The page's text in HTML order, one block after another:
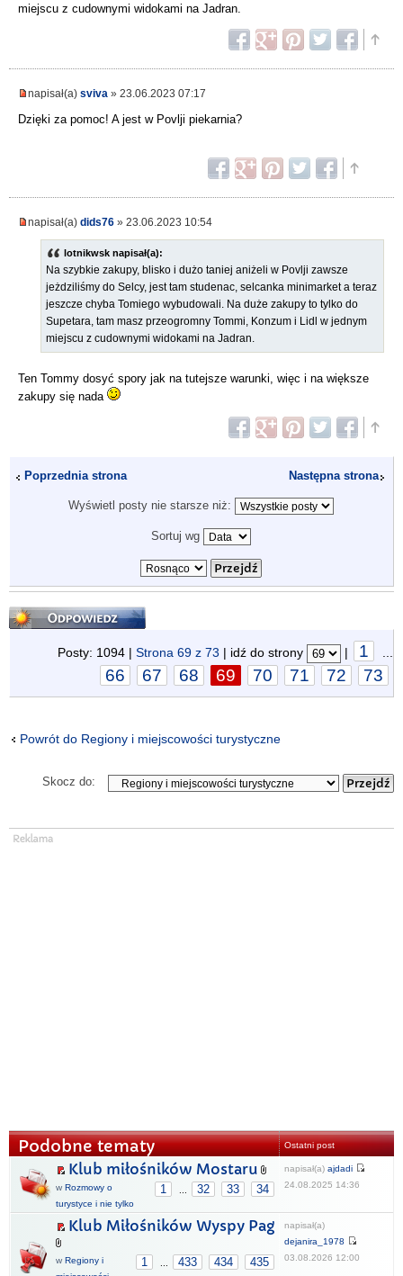
miejscu z cudownymi widokami na Jadran.
napisał(a) sviva » 23.06.2023 07:17
Dzięki za pomoc! A jest w Povlji piekarnia?
napisał(a) dids76 » 23.06.2023 10:54
lotnikwsk napisał(a):
Na szybkie zakupy, blisko i dużo taniej aniżeli w Povlji zawsze
jeżdziliśmy do Selcy, jest tam studenac, selcanka minimarket a teraz
jeszcze chyba Tomiego wybudowali. Na duże zakupy to tylko do
Supetara, tam masz przeogromny Tommi, Konzum i Lidl w jednym
miejscu z cudownymi widokami na Jadran.
Ten Tommy dosyć spory jak na tutejsze warunki, więc i na większe
zakupy się nada
Poprzednia strona Następna strona
Wyświetl posty nie starsze niż:
Sortuj wg
Odpowiedz
Posty: 1094 | Strona 69 z 73 | idź do strony | 1
66 67 68 69 70 71 72 73
Powrót do Regiony i miejscowości turystyczne
Skocz do:
Podobne tematy Ostatni post
Klub miłośników Mostaru
1 32 33 34
w Rozmowy o
turystyce i nie tylko
napisał(a) ajdadi
24.08.2025 14:36
Klub Miłośników Wyspy Pag
1 433 434 435
w Regiony i
napisał(a)
dejanira_1978
03.08.2026 12:00